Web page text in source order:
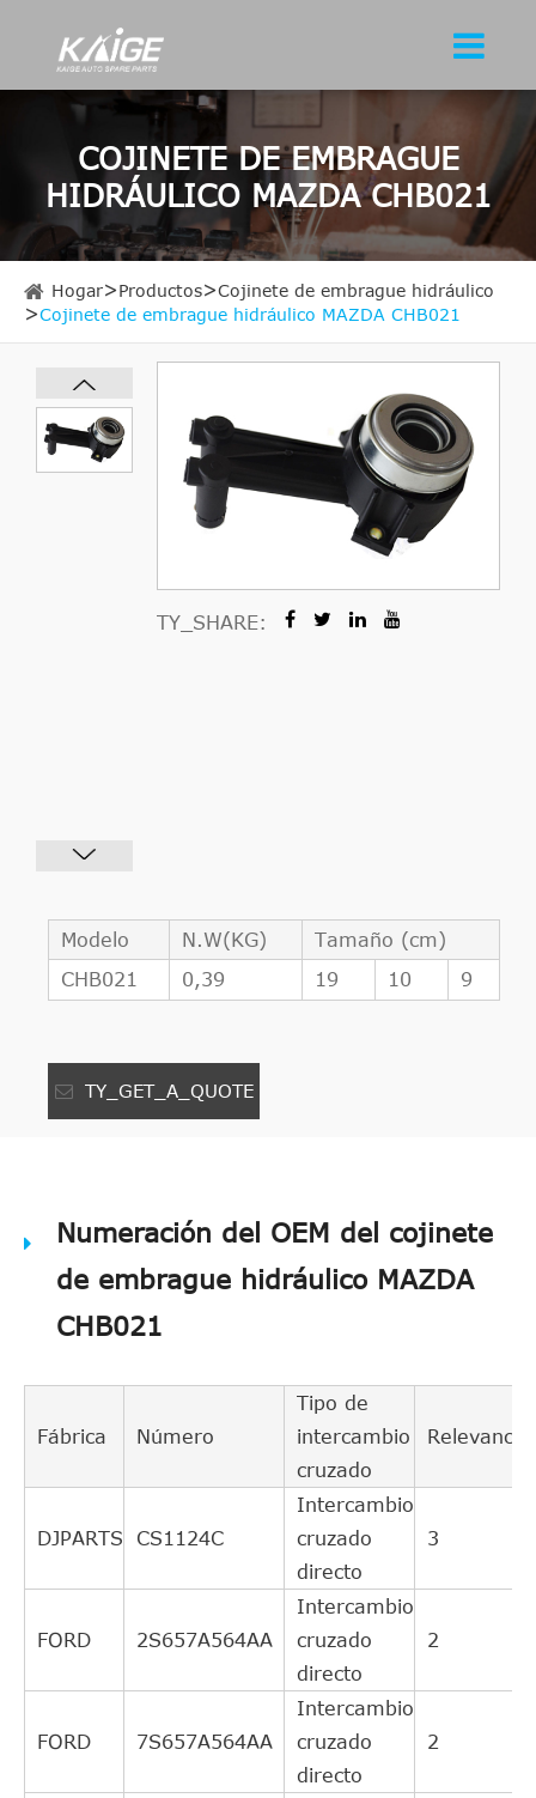
COJINETE DE EMBRAGUE
HIDRÁULICO MAZDA CHB021
Hogar Productos
Cojinete de embrague hidráulico
Cojinete de embrague hidráulico MAZDA CHB021
TY_SHARE:
Modelo N.W(KG)
Tamaño (cm)
CHB021
0,39 19 10 9
TY_GET_A_QUOTE
Numeración del OEM del cojinete
de embrague hidráulico MAZDA
CHB021
Fábrica Número
Tipo de
intercambio
cruzado
Relevancia
DJPARTS CS1124C
Intercambio
cruzado
directo
3
FORD 2S657A564AA
Intercambio
cruzado
directo
2
FORD 7S657A564AA
Intercambio
cruzado
directo
2